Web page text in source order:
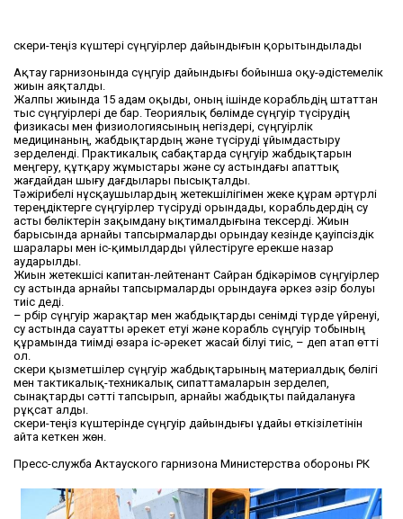
Әскери-теңіз күштері сүңгуірлер дайындығын қорытындылады
Ақтау гарнизонында сүңгуір дайындығы бойынша оқу-әдістемелік
жиын аяқталды.
Жалпы жиында 15 адам оқыды, оның ішінде корабльдің штаттан
тыс сүңгуірлері де бар. Теориялық бөлімде сүңгуір түсірудің
физикасы мен физиологиясының негіздері, сүңгуірлік
медицинаның, жабдықтардың және түсіруді ұйымдастыру
зерделенді. Практикалық сабақтарда сүңгуір жабдықтарын
меңгеру, құтқару жұмыстары және су астындағы апаттық
жағдайдан шығу дағдылары пысықталды.
Тәжірибелі нұсқаушылардың жетекшілігімен жеке құрам әртүрлі
тереңдіктерге сүңгуірлер түсіруді орындады, корабльдердің су
асты бөліктерін зақымдану ықтималдығына тексерді. Жиын
барысында арнайы тапсырмаларды орындау кезінде қауіпсіздік
шаралары мен іс-қимылдарды үйлестіруге ерекше назар
аударылды.
Жиын жетекшісі капитан-лейтенант Сайран Әбдікәрімов сүңгуірлер
су астында арнайы тапсырмаларды орындауға әркез әзір болуы
тиіс деді.
– Әрбір сүңгуір жарақтар мен жабдықтарды сенімді түрде үйренуі,
су астында сауатты әрекет етуі және корабль сүңгуір тобының
құрамында тиімді өзара іс-әрекет жасай білуі тиіс, – деп атап өтті
ол.
Әскери қызметшілер сүңгуір жабдықтарының материалдық бөлігі
мен тактикалық-техникалық сипаттамаларын зерделеп,
сынақтарды сәтті тапсырып, арнайы жабдықты пайдалануға
рұқсат алды.
Әскери-теңіз күштерінде сүңгуір дайындығы ұдайы өткізілетінін
айта кеткен жөн.
Пресс-служба Актауского гарнизона Министерства обороны РК